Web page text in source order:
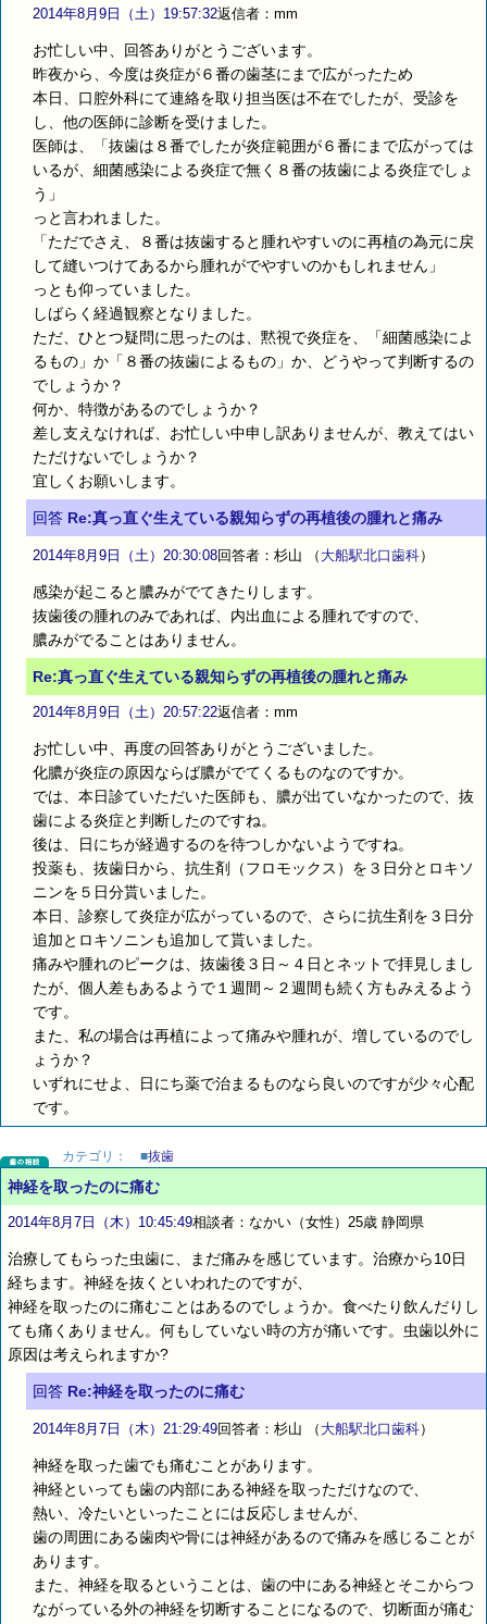
2014年8月9日（土）19:57:32返信者：mm
お忙しい中、回答ありがとうございます。
昨夜から、今度は炎症が６番の歯茎にまで広がったため
本日、口腔外科にて連絡を取り担当医は不在でしたが、受診を
し、他の医師に診断を受けました。
医師は、「抜歯は８番でしたが炎症範囲が６番にまで広がっては
いるが、細菌感染による炎症で無く８番の抜歯による炎症でしょ
う」
っと言われました。
「ただでさえ、８番は抜歯すると腫れやすいのに再植の為元に戻
して縫いつけてあるから腫れがでやすいのかもしれません」
っとも仰っていました。
しばらく経過観察となりました。
ただ、ひとつ疑問に思ったのは、黙視で炎症を、「細菌感染によ
るもの」か「８番の抜歯によるもの」か、どうやって判断するの
でしょうか？
何か、特徴があるのでしょうか？
差し支えなければ、お忙しい中申し訳ありませんが、教えてはい
ただけないでしょうか？
宜しくお願いします。
回答 Re:真っ直ぐ生えている親知らずの再植後の腫れと痛み
2014年8月9日（土）20:30:08回答者：杉山 （ 大船駅北口歯科）
感染が起こると膿みがでてきたりします。
抜歯後の腫れのみであれば、内出血による腫れですので、
膿みがでることはありません。
Re:真っ直ぐ生えている親知らずの再植後の腫れと痛み
2014年8月9日（土）20:57:22返信者：mm
お忙しい中、再度の回答ありがとうございました。
化膿が炎症の原因ならば膿がでてくるものなのですか。
では、本日診ていただいた医師も、膿が出ていなかったので、抜
歯による炎症と判断したのですね。
後は、日にちが経過するのを待つしかないようですね。
投薬も、抜歯日から、抗生剤（フロモックス）を３日分とロキソ
ニンを５日分貰いました。
本日、診察して炎症が広がっているので、さらに抗生剤を３日分
追加とロキソニンも追加して貰いました。
痛みや腫れのピークは、抜歯後３日～４日とネットで拝見しまし
たが、個人差もあるようで１週間～２週間も続く方もみえるよう
です。
また、私の場合は再植によって痛みや腫れが、増しているのでし
ょうか？
いずれにせよ、日にち薬で治まるものなら良いのですが少々心配
です。
カテゴリ： ■抜歯
神経を取ったのに痛む
2014年8月7日（木）10:45:49相談者：なかい（女性）25歳 静岡県
治療してもらった虫歯に、まだ痛みを感じています。治療から10日
経ちます。神経を抜くといわれたのですが、
神経を取ったのに痛むことはあるのでしょうか。食べたり飲んだりし
ても痛くありません。何もしていない時の方が痛いです。虫歯以外に
原因は考えられますか?
回答 Re:神経を取ったのに痛む
2014年8月7日（木）21:29:49回答者：杉山 （ 大船駅北口歯科）
神経を取った歯でも痛むことがあります。
神経といっても歯の内部にある神経を取っただけなので、
熱い、冷たいといったことには反応しませんが、
歯の周囲にある歯肉や骨には神経があるので痛みを感じることが
あります。
また、神経を取るということは、歯の中にある神経とそこからつ
ながっている外の神経を切断することになるので、切断面が痛む